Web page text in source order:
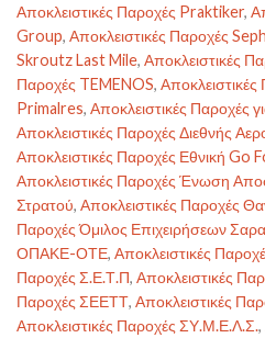
Αποκλειστικές Παροχές Praktiker,
Group, Αποκλειστικές Παροχές
Skroutz Last Mile, Αποκλειστικές
Παροχές TEMENOS,
Primalres, Αποκλειστικές Παροχές
Αποκλειστικές Παροχές Διεθνής
Αποκλειστικές Παροχές Εθνική Go
Αποκλειστικές Παροχές Ένωση
Στρατού, Αποκλειστικές Παροχές
Παροχές Όμιλος Επιχειρήσεων
ΟΠΑΚΕ-ΟΤΕ, Αποκλειστικές
Παροχές Σ.Ε.Τ.Π, Αποκλειστικές
Παροχές ΣΕΕΤΤ, Αποκλειστικές
Αποκλειστικές Παροχές ΣΥ.Μ.Ε.Λ.Σ.,